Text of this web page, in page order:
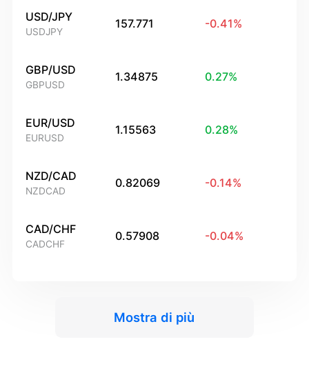
USD/JPY
USDJPY
157.771 -0.41%
GBP/USD
GBPUSD
1.34875 0.27%
EUR/USD
EURUSD
1.15563 0.28%
NZD/CAD
NZDCAD
0.82069 -0.14%
CAD/CHF
CADCHF
0.57908 -0.04%
Mostra di più